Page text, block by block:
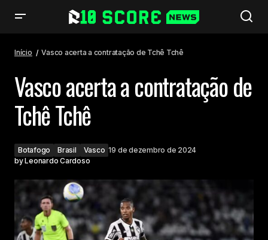
Início Vasco acerta a contratação de Tchê Tchê
Vasco acerta a contratação de
Tchê Tchê
Botafogo Brasil Vasco 19 de dezembro de 2024
byLeonardo Cardoso